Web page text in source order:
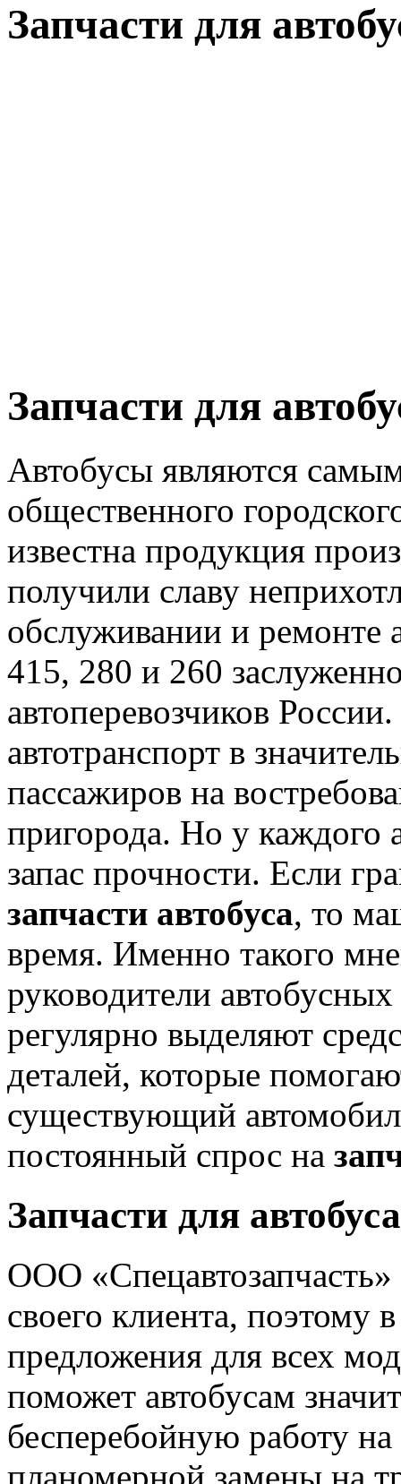
Запчасти для
Запчасти для
Автобусы являются
общественного
известна продукция
получили славу
обслуживании и ремонте
415, 280 и 260
автоперевозчиков
автотранспорт в
пассажиров на
пригорода. Но у каждого
запас прочности. Если
запчасти автобуса, то
время. Именно такого
руководители
регулярно выделяют
деталей, которые
существующий
постоянный спрос на
Запчасти для
ООО «Спецавтозапчасть»
своего клиента, поэтому
предложения для всех
поможет автобусам
бесперебойную работу
планомерной замены на